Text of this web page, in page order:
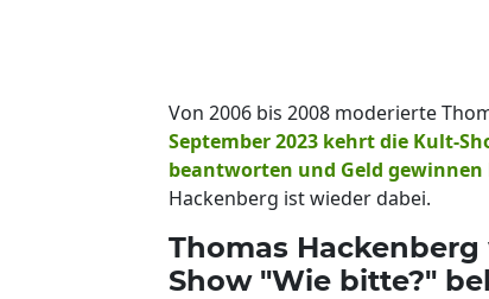
Von 2006 bis 2008 moderierte
September 2023 kehrt die Kult-
beantworten und Geld
Hackenberg ist wieder dabei.
Thomas
Show "Wie bitte?"